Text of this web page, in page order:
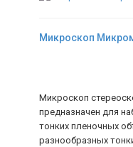
Микроскоп
Микроскоп
предназначен для
тонких пленочных
разнообразных